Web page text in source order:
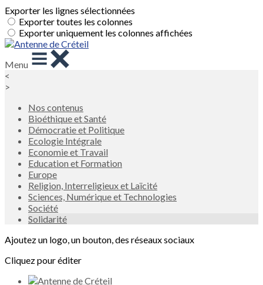
Exporter les lignes sélectionnées
Exporter toutes les colonnes
Exporter uniquement les colonnes affichées
Menu
<
>
Nos contenus
Bioéthique et Santé
Démocratie et Politique
Ecologie Intégrale
Economie et Travail
Education et Formation
Europe
Religion, Interreligieux et Laïcité
Sciences, Numérique et Technologies
Société
Solidarité
Ajoutez un logo, un bouton, des réseaux sociaux
Cliquez pour éditer